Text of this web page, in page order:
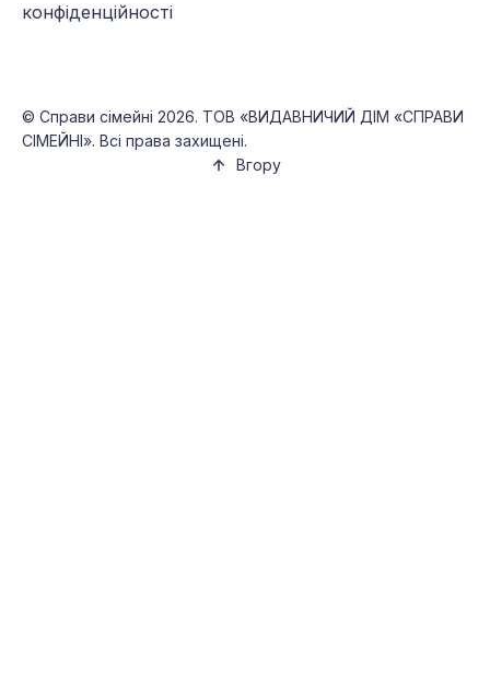
конфіденційності
© Справи сімейні 2026. ТОВ «ВИДАВНИЧИЙ ДІМ «СПРАВИ
СІМЕЙНІ». Всі права захищені.
Вгору